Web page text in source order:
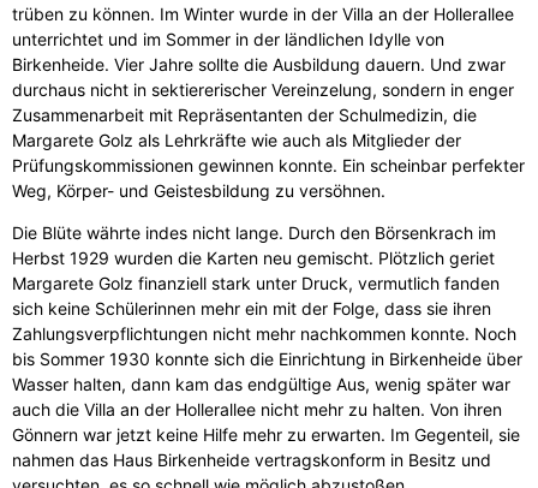
trüben zu können. Im Winter wurde in der Villa an der Hollerallee
unterrichtet und im Sommer in der ländlichen Idylle von
Birkenheide. Vier Jahre sollte die Ausbildung dauern. Und zwar
durchaus nicht in sektiererischer Vereinzelung, sondern in enger
Zusammenarbeit mit Repräsentanten der Schulmedizin, die
Margarete Golz als Lehrkräfte wie auch als Mitglieder der
Prüfungskommissionen gewinnen konnte. Ein scheinbar perfekter
Weg, Körper- und Geistesbildung zu versöhnen.
Die Blüte währte indes nicht lange. Durch den Börsenkrach im
Herbst 1929 wurden die Karten neu gemischt. Plötzlich geriet
Margarete Golz finanziell stark unter Druck, vermutlich fanden
sich keine Schülerinnen mehr ein mit der Folge, dass sie ihren
Zahlungsverpflichtungen nicht mehr nachkommen konnte. Noch
bis Sommer 1930 konnte sich die Einrichtung in Birkenheide über
Wasser halten, dann kam das endgültige Aus, wenig später war
auch die Villa an der Hollerallee nicht mehr zu halten. Von ihren
Gönnern war jetzt keine Hilfe mehr zu erwarten. Im Gegenteil, sie
nahmen das Haus Birkenheide vertragskonform in Besitz und